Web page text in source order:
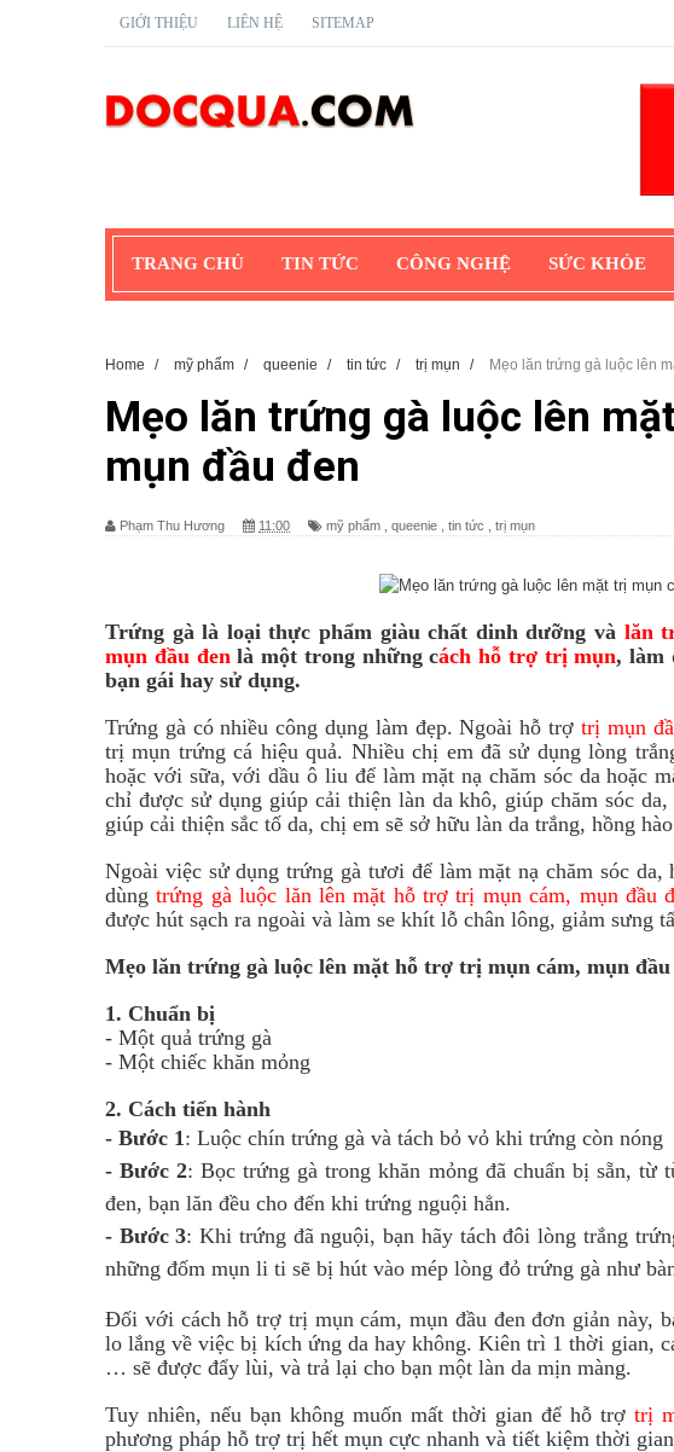
GIỚI THIỆU LIÊN HỆ SITEMAP
TRANG CHỦ TIN TỨC CÔNG NGHỆ SỨC KHỎE
Home / mỹ phẩm / queenie / tin tức / trị mụn / Mẹo lăn trứng gà luộc lên
Mẹo lăn trứng gà luộc lên
mụn đầu đen
Phạm Thu Hương 11:00 mỹ phẩm queenie tin tức trị mụn
Trứng gà là loại thực phẩm giàu chất dinh dưỡng và lăn
mụn đầu đenlà một trong những cách hỗ trợ trị mụn, làm
bạn gái hay sử dụng.
Trứng gà có nhiều công dụng làm đẹp. Ngoài hỗ trợ trị mụn
trị mụn trứng cá hiệu quả. Nhiều chị em đã sử dụng lòng
hoặc với sữa, với dầu ô liu để làm mặt nạ chăm sóc da hoặc
chỉ được sử dụng giúp cải thiện làn da khô, giúp chăm sóc
giúp cải thiện sắc tố da, chị em sẽ sở hữu làn da trắng, hồng
Ngoài việc sử dụng trứng gà tươi để làm mặt nạ chăm sóc
dùngtrứng gà luộc lăn lên mặt hỗ trợ trị mụn cám, mụn đầu
được hút sạch ra ngoài và làm se khít lỗ chân lông, giảm sưng
Mẹo lăn trứng gà luộc lên mặt hỗ trợ trị mụn cám, mụn đầu
1. Chuẩn bị
- Một quả trứng gà
- Một chiếc khăn mỏng
2. Cách tiến hành
- Bước 1: Luộc chín trứng gà và tách bỏ vỏ khi trứng còn nóng
- Bước 2: Bọc trứng gà trong khăn mỏng đã chuẩn bị sẵn, từ
đen, bạn lăn đều cho đến khi trứng nguội hẳn.
- Bước 3: Khi trứng đã nguội, bạn hãy tách đôi lòng trắng
những đốm mụn li ti sẽ bị hút vào mép lòng đỏ trứng gà như
Đối với cách hỗ trợ trị mụn cám, mụn đầu đen đơn giản này,
lo lắng về việc bị kích ứng da hay không. Kiên trì 1 thời gian,
… sẽ được đẩy lùi, và trả lại cho bạn một làn da mịn màng.
Tuy nhiên, nếu bạn không muốn mất thời gian để hỗ trợ trị
phương pháp hỗ trợ trị hết mụn cực nhanh và tiết kiệm thời